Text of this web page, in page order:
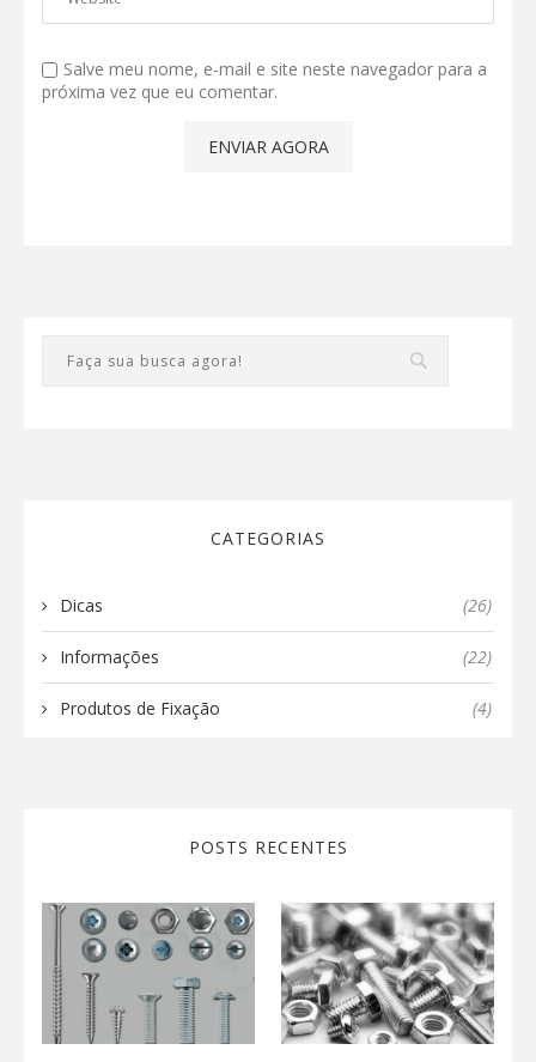
Salve meu nome, e-mail e site neste navegador para a
próxima vez que eu comentar.
CATEGORIAS
Dicas (26)
Informações (22)
Produtos de Fixação (4)
POSTS RECENTES